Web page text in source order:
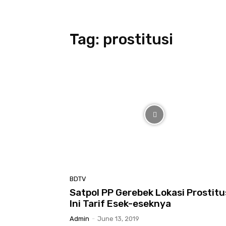
Tag: prostitusi
BDTV
Satpol PP Gerebek Lokasi
Ini Tarif Esek-eseknya
Admin - June 13, 2019